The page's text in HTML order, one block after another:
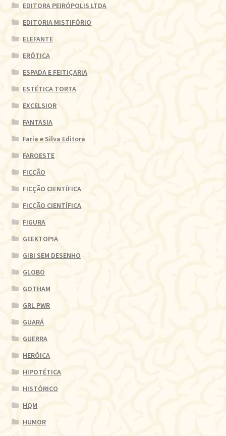
EDITORA PEIRÓPOLIS LTDA
EDITORIA MISTIFÓRIO
ELEFANTE
ERÓTICA
ESPADA E FEITIÇARIA
ESTÉTICA TORTA
EXCELSIOR
FANTASIA
Faria e Silva Editora
FAROESTE
FICÇÃO
FICÇÃO CIENTÍFICA
FICÇÃO CIENTÍFICA
FIGURA
GEEKTOPIA
GIBI SEM DESENHO
GLOBO
GOTHAM
GRL PWR
GUARÁ
GUERRA
HERÓICA
HIPOTÉTICA
HISTÓRICO
HQM
HUMOR